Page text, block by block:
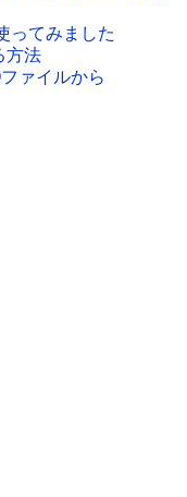
ってみました
方法
ァイルから